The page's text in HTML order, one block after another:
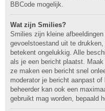
BBCode mogelijk.
Wat zijn Smilies?
Smilies zijn kleine
gevoelstoestand uit te
betekent ongelukkig. Alle
als je een bericht plaatst.
ze maken een bericht snel
moderator je bericht aanpast
beheerder kan ook een
gebruikt mag worden, bepaald